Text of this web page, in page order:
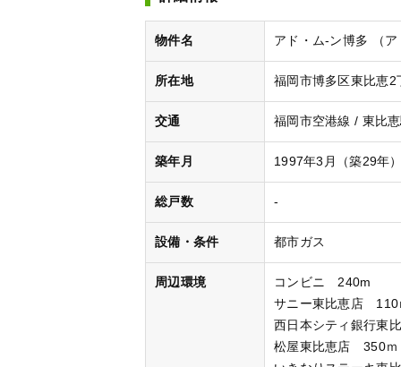
物件名 アド・ム-ン博多 （
所在地 福岡市博多区東比恵2
交通 福岡市空港線 / 東比
築年月 1997年3月（築29年
総戸数 -
設備・条件 都市ガス
周辺環境
コンビニ 240m
サニー東比恵店 110
西日本シティ銀行東
松屋東比恵店 350ｍ